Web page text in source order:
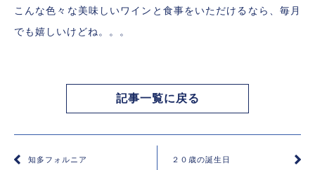
こんな色々な美味しいワインと食事をいただけるなら、毎月
でも嬉しいけどね。。。
記事一覧に戻る
知多フォルニア ２０歳の誕生日